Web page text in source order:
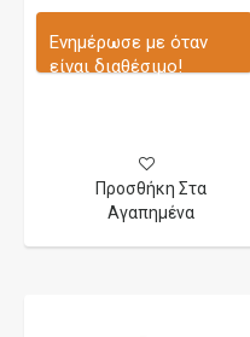
Ενημέρωσε με όταν
είναι διαθέσιμο!
Προσθήκη Στα
Αγαπημένα